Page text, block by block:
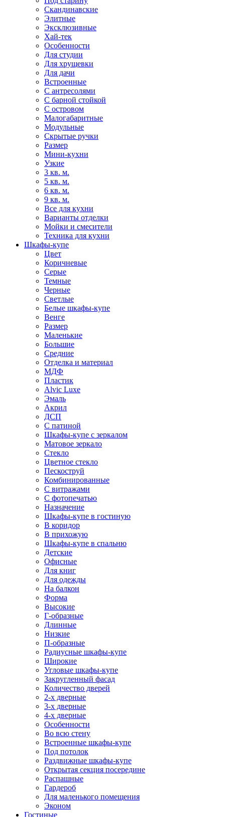
Скандинавские
Элитные
Эксклюзивные
Хай-тек
Особенности
Для студии
Для хрущевки
Для дачи
Встроенные
С антресолями
С барной стойкой
С островом
Малогабаритные
Модульные
Скрытые ручки
Размер
Мини-кухни
Узкие
3 кв. м.
5 кв. м.
6 кв. м.
9 кв. м.
Все для кухни
Варианты отделки
Мойки и смесители
Техника для кухни
Шкафы-купе
Цвет
Коричневые
Серые
Темные
Черные
Светлые
Белые шкафы-купе
Венге
Размер
Маленькие
Большие
Средние
Отделка и материал
МДФ
Пластик
Alvic Luxe
Эмаль
Акрил
ДСП
С патиной
Шкафы-купе с зеркалом
Матовое зеркало
Стекло
Цветное стекло
Пескоструй
Комбинированные
С витражами
С фотопечатью
Назначение
Шкафы-купе в гостиную
В коридор
В прихожую
Шкафы-купе в спальню
Детские
Офисные
Для книг
Для одежды
На балкон
Форма
Высокие
Г-образные
Длинные
Низкие
П-образные
Радиусные шкафы-купе
Широкие
Угловые шкафы-купе
Закругленный фасад
Количество дверей
2-х дверные
3-х дверные
4-х дверные
Особенности
Во всю стену
Встроенные шкафы-купе
Под потолок
Раздвижные шкафы-купе
Открытая секция посередине
Распашные
Гардероб
Для маленького помещения
Эконом
Гостиные